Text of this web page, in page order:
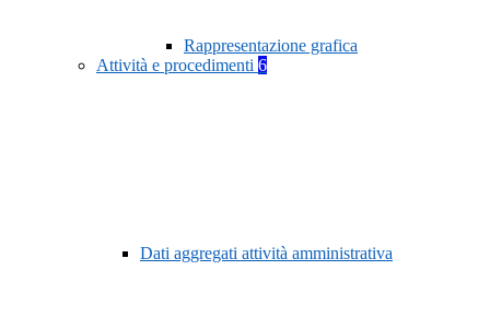
Rappresentazione grafica
Attività e procedimenti 6
Dati aggregati attività amministrativa